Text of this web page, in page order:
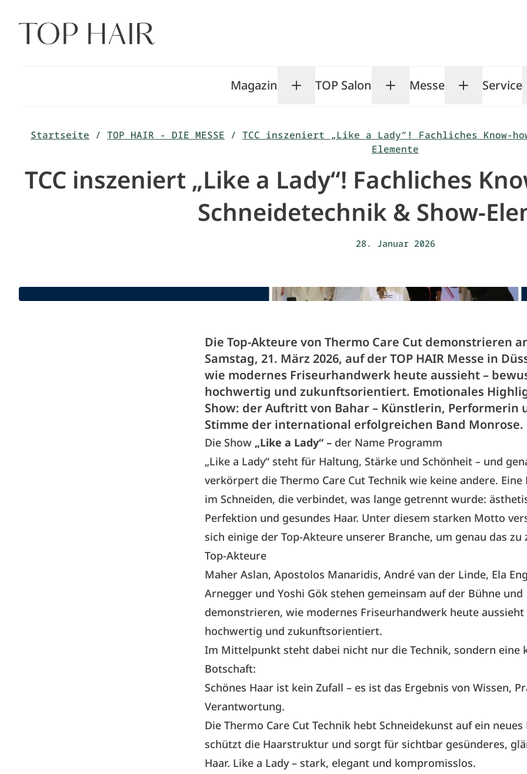
Inhalt
springen
Magazin Toggle Magazin submenu
TOP Salon Toggle TOP Salon
Messe ToggleService
Startseite / TOP HAIR - DIE MESSE / TCC inszeniert „Like a Lady“! Fachliches Know-
Elemente
TCC inszeniert „Like a Lady“! Fachliches
Schneidetechnik & Show-
28. Januar 2026
Die Top-Akteure von Thermo Care Cut demonstrieren
Samstag, 21. März 2026, auf der TOP HAIR Messe in
wie modernes Friseurhandwerk heute aussieht –
hochwertig und zukunftsorientiert. Emotionales
Show: der Auftritt von Bahar – Künstlerin, Performerin
Stimme der international erfolgreichen Band Monrose.
Die Show „Like a Lady“ – der Name Programm
„Like a Lady“ steht für Haltung, Stärke und Schönheit – und
verkörpert die Thermo Care Cut Technik wie keine andere. Eine
im Schneiden, die verbindet, was lange getrennt wurde:
Perfektion und gesundes Haar. Unter diesem starken Motto
sich einige der Top-Akteure unserer Branche, um genau das zu
Top-Akteure
Maher Aslan, Apostolos Manaridis, André van der Linde, Ela
Arnegger und Yoshi Gök stehen gemeinsam auf der Bühne und
demonstrieren, wie modernes Friseurhandwerk heute aussieht
hochwertig und zukunftsorientiert.
Im Mittelpunkt steht dabei nicht nur die Technik, sondern eine
Botschaft:
Schönes Haar ist kein Zufall – es ist das Ergebnis von Wissen,
Verantwortung.
Die Thermo Care Cut Technik hebt Schneidekunst auf ein neues
schützt die Haarstruktur und sorgt für sichtbar gesünderes,
Haar. Like a Lady – stark, elegant und kompromisslos.